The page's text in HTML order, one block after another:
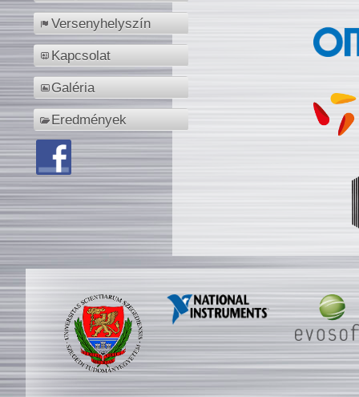
Versenyhelyszín
Kapcsolat
Galéria
Eredmények